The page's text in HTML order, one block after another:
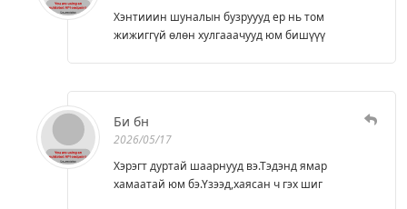
Хэнтииин шуналын бузруууд ер нь том
жижиггүй өлөн хулгааачууд юм бишүүү
Би бн
2026/05/17
Хэрэгт дуртай шаарнууд вэ.Тэдэнд ямар
хамаатай юм бэ.Үзээд,хаясан ч гэх шиг